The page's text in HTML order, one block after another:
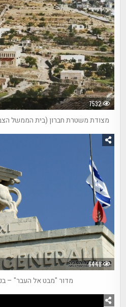
7532
מצודת משטרת חברון (בית הממשל
6448
מדור "מבט אל העבר" –